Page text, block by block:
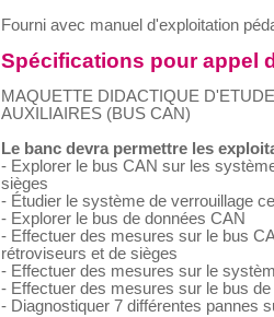
Fourni avec manuel d'exploitation
Spécifications pour appel
MAQUETTE DIDACTIQUE
AUXILIAIRES (BUS CAN)
Le banc devra permettre les
- Explorer le bus CAN sur les
sièges
- Étudier le système de verrouillage
- Explorer le bus de données CAN
- Effectuer des mesures sur le bus
rétroviseurs et de sièges
- Effectuer des mesures sur le
- Effectuer des mesures sur le bus
- Diagnostiquer 7 différentes pannes